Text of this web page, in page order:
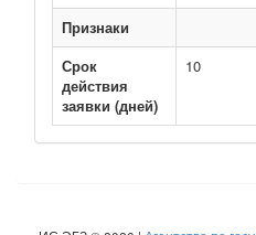
Признаки
Срок
действия
заявки (дней)
10